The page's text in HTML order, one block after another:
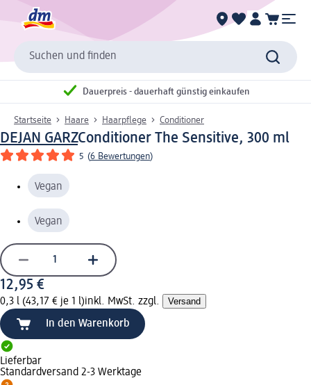
Suchen und finden
Dauerpreis - dauerhaft günstig einkaufen
Startseite Haare Haarpflege Conditioner
DEJAN GARZConditioner The Sensitive, 300 ml
5 (6 Bewertungen)
Vegan
Vegan
12,95 €
0,3 l (43,17 € je 1 l)inkl. MwSt. zzgl. Versand
In den Warenkorb
Lieferbar
Standardversand 2-3 Werktage